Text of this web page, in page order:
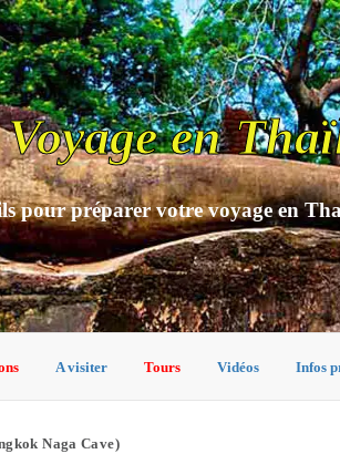
en
pour préparer votre voyage en
A visiter Tours Vidéos Infos
Naga Cave)